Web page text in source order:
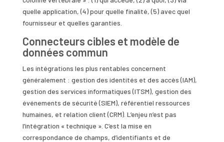
quelle application, (4) pour quelle finalité, (5) avec quel
fournisseur et quelles garanties.
Connecteurs cibles et modèle de
données commun
Les intégrations les plus rentables concernent
généralement : gestion des identités et des accès (IAM),
gestion des services informatiques (ITSM), gestion des
événements de sécurité (SIEM), référentiel ressources
humaines, et relation client (CRM). L’enjeu n’est pas
l’intégration « technique ». C’est la mise en
correspondance de champs, d’identifiants et de